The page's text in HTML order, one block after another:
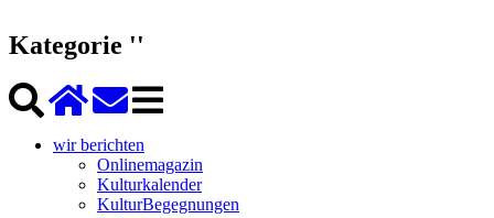
Kategorie ''
wir berichten
Onlinemagazin
Kulturkalender
KulturBegegnungen